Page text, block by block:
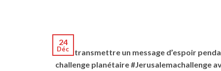
24
Déc
Pour transmettre un message d’espoir
challenge planétaire #Jerusalemachallenge